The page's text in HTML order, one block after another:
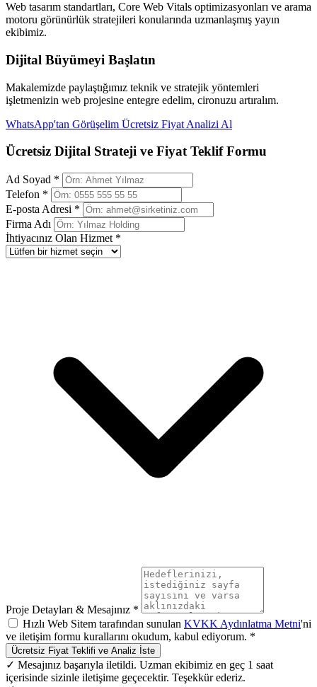
Web tasarım standartları, Core Web Vitals optimizasyonları ve arama
motoru görünürlük stratejileri konularında uzmanlaşmış yayın
ekibimiz.
Dijital Büyümeyi Başlatın
Makalemizde paylaştığımız teknik ve stratejik yöntemleri
işletmenizin web projesine entegre edelim, cironuzu artıralım.
WhatsApp'tan Görüşelim Ücretsiz Fiyat Analizi Al
Ücretsiz Dijital Strateji ve Fiyat Teklif Formu
Ad Soyad *
Telefon *
E-posta Adresi *
Firma Adı
İhtiyacınız Olan Hizmet *
Proje Detayları & Mesajınız *
Hızlı Web Sitem tarafından sunulan KVKK Aydınlatma Metni'ni
ve iletişim formu kurallarını okudum, kabul ediyorum. *
Ücretsiz Fiyat Teklifi ve Analiz İste
✓ Mesajınız başarıyla iletildi. Uzman ekibimiz en geç 1 saat
içerisinde sizinle iletişime geçecektir. Teşekkür ederiz.